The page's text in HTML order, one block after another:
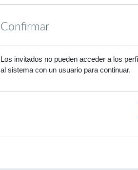
Confirmar
Los invitados no pueden acceder a los
al sistema con un usuario para continuar.